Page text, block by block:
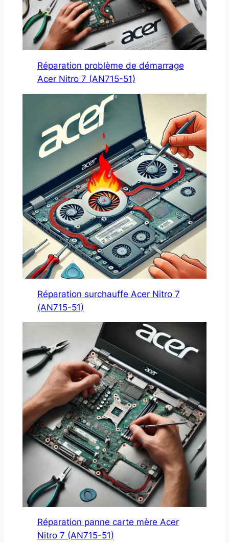
Réparation problème de démarrage
Acer Nitro 7 (AN715-51)
Réparation surchauffe Acer Nitro 7
(AN715-51)
Réparation panne carte mère Acer
Nitro 7 (AN715-51)